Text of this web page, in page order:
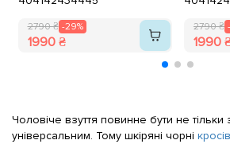
2790 ₴ -29%
1990 ₴
2790 ₴
1990
Чоловіче взуття повинне бути не тільки
універсальним. Тому шкіряні чорні